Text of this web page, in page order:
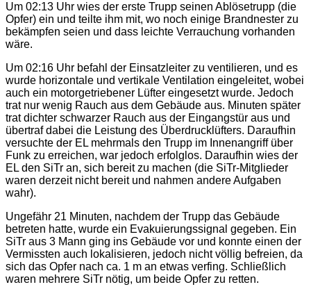
Um 02:13 Uhr wies der erste Trupp seinen Ablösetrupp (die
Opfer) ein und teilte ihm mit, wo noch einige Brandnester zu
bekämpfen seien und dass leichte Verrauchung vorhanden
wäre.
Um 02:16 Uhr befahl der Einsatzleiter zu ventilieren, und es
wurde horizontale und vertikale Ventilation eingeleitet, wobei
auch ein motorgetriebener Lüfter eingesetzt wurde. Jedoch
trat nur wenig Rauch aus dem Gebäude aus. Minuten später
trat dichter schwarzer Rauch aus der Eingangstür aus und
übertraf dabei die Leistung des Überdrucklüfters. Daraufhin
versuchte der EL mehrmals den Trupp im Innenangriff über
Funk zu erreichen, war jedoch erfolglos. Daraufhin wies der
EL den SiTr an, sich bereit zu machen (die SiTr-Mitglieder
waren derzeit nicht bereit und nahmen andere Aufgaben
wahr).
Ungefähr 21 Minuten, nachdem der Trupp das Gebäude
betreten hatte, wurde ein Evakuierungssignal gegeben. Ein
SiTr aus 3 Mann ging ins Gebäude vor und konnte einen der
Vermissten auch lokalisieren, jedoch nicht völlig befreien, da
sich das Opfer nach ca. 1 m an etwas verfing. Schließlich
waren mehrere SiTr nötig, um beide Opfer zu retten.